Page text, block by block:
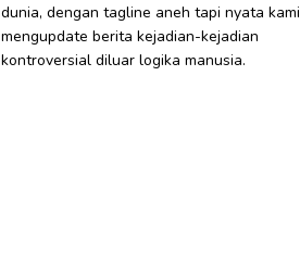
dunia, dengan tagline aneh tapi nyata kami
mengupdate berita kejadian-kejadian
kontroversial diluar logika manusia.